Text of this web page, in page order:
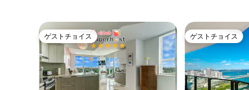
ゲストチョイス
ゲストチョイス ゲストチョイス
ゲストチョイス